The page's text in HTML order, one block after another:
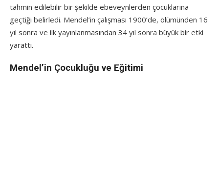
tahmin edilebilir bir şekilde ebeveynlerden çocuklarına
geçtiği belirledi. Mendel’in çalışması 1900’de, ölümünden 16
yıl sonra ve ilk yayınlanmasından 34 yıl sonra büyük bir etki
yarattı.
Mendel’in Çocukluğu ve Eğitimi